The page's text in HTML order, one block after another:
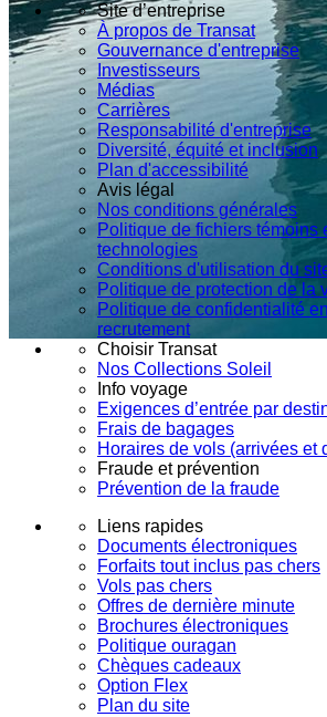
Site d’entreprise
À propos de Transat
Gouvernance d'entreprise
Investisseurs
Médias
Carrières
Responsabilité d'entreprise
Diversité, équité et inclusion
Plan d'accessibilité
Avis légal
Nos conditions générales
Politique de fichiers témoins
technologies
Conditions d'utilisation du
Politique de protection de la
Politique de confidentialité
recrutement
Choisir Transat
Nos Collections Soleil
Info voyage
Exigences d’entrée par
Frais de bagages
Horaires de vols (arrivées et
Fraude et prévention
Prévention de la fraude
Liens rapides
Documents électroniques
Forfaits tout inclus pas chers
Vols pas chers
Offres de dernière minute
Brochures électroniques
Politique ouragan
Chèques cadeaux
Option Flex
Plan du site